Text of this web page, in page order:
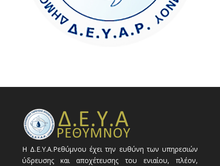
Η Δ.Ε.Υ.Α.Ρεθύμνου έχει την ευθύνη των υπηρεσιών
ύδρευσης και αποχέτευσης του ενιαίου, πλέον,